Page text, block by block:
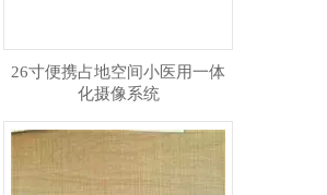
26寸便携占地空间小医用一体
化摄像系统